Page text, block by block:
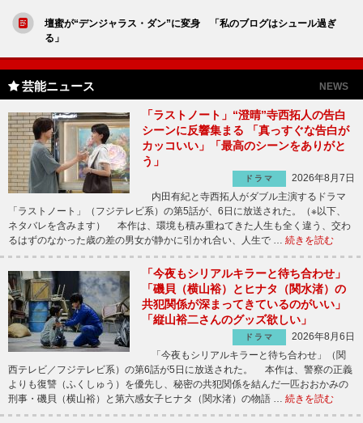
壇蜜が“デンジャラス・ダン”に変身 「私のブログはシュール過ぎ
る」
芸能ニュース NEWS
「ラストノート」“澄晴”寺西拓人の告白
シーンに反響集まる 「真っすぐな告白が
カッコいい」「最高のシーンをありがと
う」
ドラマ
2026年8月7日
内田有紀と寺西拓人がダブル主演するドラマ
「ラストノート」（フジテレビ系）の第5話が、6日に放送された。（※以下、
ネタバレを含みます） 本作は、環境も積み重ねてきた人生も全く違う、交わ
るはずのなかった歳の差の男女が静かに引かれ合い、人生で … 続きを読む
「今夜もシリアルキラーと待ち合わせ」
「磯貝（横山裕）とヒナタ（関水渚）の
共犯関係が深まってきているのがいい」
「縦山裕二さんのグッズ欲しい」
ドラマ
2026年8月6日
「今夜もシリアルキラーと待ち合わせ」（関
西テレビ／フジテレビ系）の第6話が5日に放送された。 本作は、警察の正義
よりも復讐（ふくしゅう）を優先し、秘密の共犯関係を結んだ一匹おおかみの
刑事・磯貝（横山裕）と第六感女子ヒナタ（関水渚）の物語 … 続きを読む